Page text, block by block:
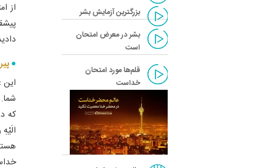
بزرگترین آزمایش بشر
بشر در معرض امتحان
است
قلم‌ها مورد امتحان
خداست
از
که